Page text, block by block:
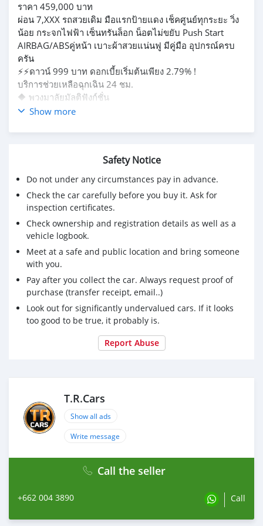
ราคา 459,000 บาท
ผ่อน 7,XXX รถสวยเดิม มือแรกป้ายแดง เช็คศูนย์ทุกระยะ วิ่ง
น้อย กระจกไฟฟ้า เซ็นทรันล็อก น็อตไม่ขยับ Push Start
AIRBAG/ABSคู่หน้า เบาะผ้าสวยแน่นฟู มีคู่มือ อุปกรณ์ครบ
ครัน
⚡⚡ดาวน์ 999 บาท ดอกเบี้ยเริ่มต้นเพียง 2.79% !
บริการช่วยเหลือฉุกเฉิน 24 ชม.
🔶 พวงมาลัยมัลติฟังก์ชั่น
🔶 ระบบเบรก AIRBAG/ABS คู่หน้า
🔶 เครื่องเล่น CD FM/AM ช่องต่อ AUX USB
🔶 เกียร์ Auto ประหยัดน้ำมัน
🔶 เบาะผ้าสีดำสวยแน่นฟู ด้านหลังพับเก็บของได้
🔶 พรมกระดุมสั่งตัดใหม่เข้ารูปทั้งคัน
🔶 ยางอะไหล่ คู่มือ ประวัติเข้าศูนย์
Show more
Safety Notice
Do not under any circumstances pay in advance.
Check the car carefully before you buy it. Ask for
inspection certificates.
Check ownership and registration details as well as a
vehicle logbook.
Meet at a safe and public location and bring someone
with you.
Pay after you collect the car. Always request proof of
purchase (transfer receipt, email..)
Look out for significantly undervalued cars. If it looks
too good to be true, it probably is.
Report Abuse
T.R.Cars
Show all ads
Write message
Call the seller
+662 004 3890 Call